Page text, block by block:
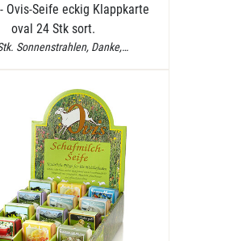
- Ovis-Seife eckig Klappkarte
oval 24 Stk sort.
Sonnenstrahlen, Danke,…